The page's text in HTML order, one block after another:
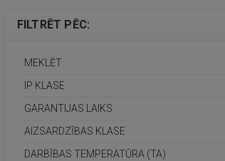
FILTRĒT PĒC:
MEKLĒT
IP KLASE
GARANTIJAS LAIKS
AIZSARDZĪBAS KLASE
DARBĪBAS TEMPERATŪRA (TA)